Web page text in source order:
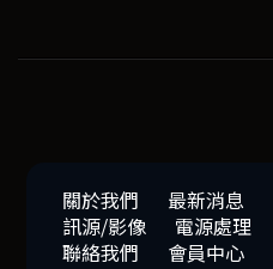
關於我們 最新消息
訊源/影像
電源處理
聯絡我們
會員中心